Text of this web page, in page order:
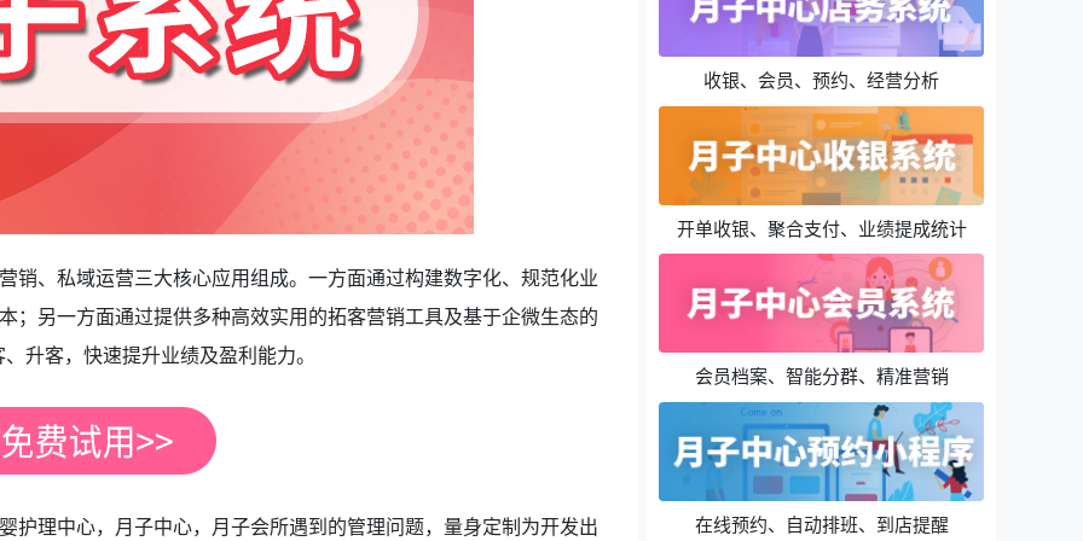
销、私域运营三大核心应用组成。一方面通过构建数字化、规范化业
；另一方面通过提供多种高效实用的拓客营销工具及基于企微生态的
升客，快速提升业绩及盈利能力。
护理中心，月子中心，月子会所遇到的管理问题，量身定制为开发出
收银、会员、预约、经营分析
开单收银、聚合支付、业绩提成统计
会员档案、智能分群、精准营销
在线预约、自动排班、到店提醒